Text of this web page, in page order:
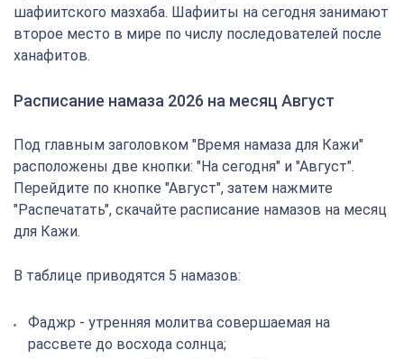
шафиитского мазхаба. Шафииты на сегодня занимают
второе место в мире по числу последователей после
ханафитов.
Расписание намаза 2026 на месяц Август
Под главным заголовком "Время намаза для Кажи"
расположены две кнопки: "На сегодня" и "Август".
Перейдите по кнопке "Август", затем нажмите
"Распечатать", скачайте расписание намазов на месяц
для Кажи.
В таблице приводятся 5 намазов:
Фаджр - утренняя молитва совершаемая на
рассвете до восхода солнца;